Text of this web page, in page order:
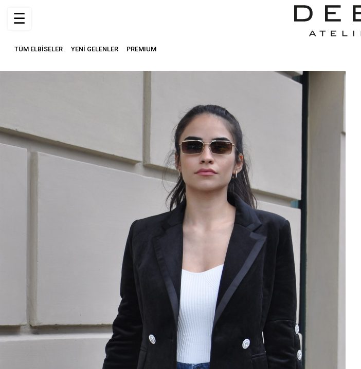
TÜM ELBİSELER YENİ GELENLER PREMIUM
☰